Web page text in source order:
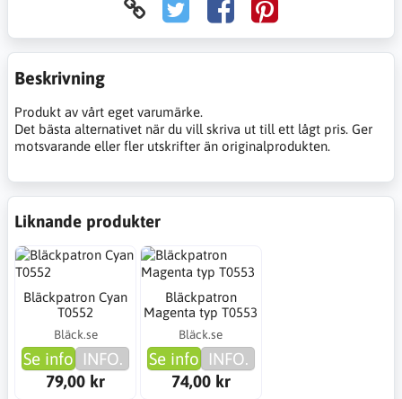
Beskrivning
Produkt av vårt eget varumärke.
Det bästa alternativet när du vill skriva ut till ett lågt pris. Ger
motsvarande eller fler utskrifter än originalprodukten.
Liknande produkter
Bläckpatron Cyan
T0552
Bläck.se
Se info INFO.
79,00 kr
Bläckpatron
Magenta typ T0553
Bläck.se
Se info INFO.
74,00 kr